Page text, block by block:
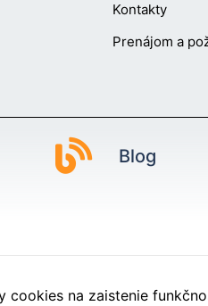
Kontakty
Prenájom a
Blog
na zaistenie